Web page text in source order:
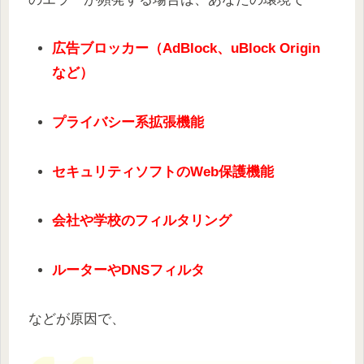
広告ブロッカー（AdBlock、uBlock Origin
など）
プライバシー系拡張機能
セキュリティソフトのWeb保護機能
会社や学校のフィルタリング
ルーターやDNSフィルタ
などが原因で、